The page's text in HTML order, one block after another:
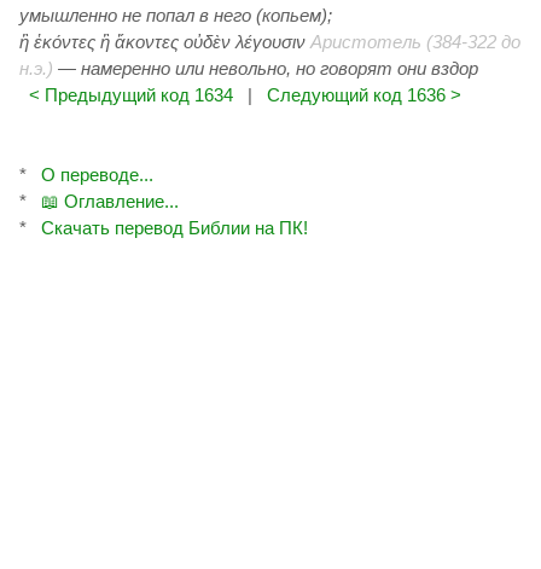
умышленно не попал в него (копьем);
ἢ ἑκόντες ἢ ἄκοντες οὐδὲν λέγουσιν Аристотель (384-322 до
н.э.) — намеренно или невольно, но говорят они вздор
< Предыдущий код 1634
| Следующий код 1636 >
*
О переводе...
*
📖 Оглавление...
*
Скачать перевод Библии на ПК!